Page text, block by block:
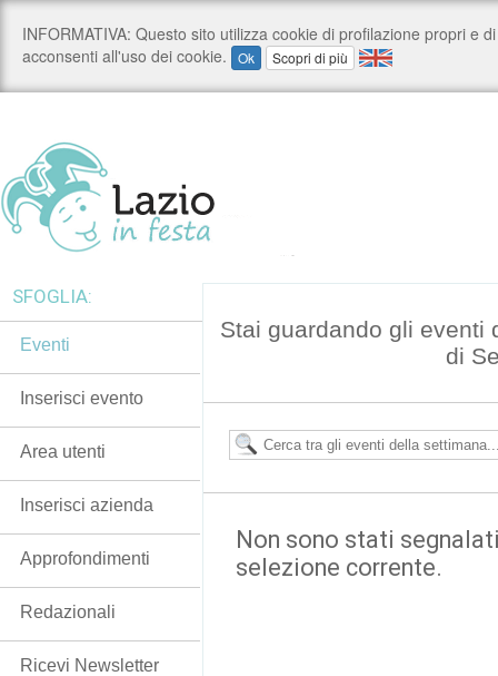
Stai guardando gli eventi
di
Non sono stati
selezione corrente.
SFOGLIA:
Eventi
Inserisci evento
Area utenti
Inserisci azienda
Approfondimenti
Redazionali
Ricevi Newsletter